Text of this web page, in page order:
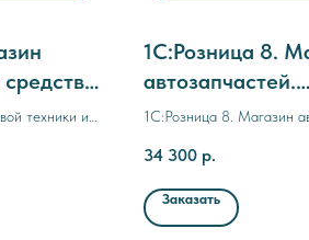
50
техники и
1С:Розница 8.
автозапчастей.
Электронная
1С:Розница 8. Магазин
34 300 р.
Заказать